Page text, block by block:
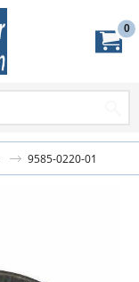
0
9585-0220-01